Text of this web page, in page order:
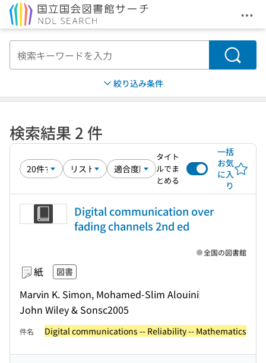
メ
検索
絞り込み条件
検索結果 2 件
タイト
ルでま
とめる
一括
お気
に入
り
Digital communication over
fading channels 2nd ed
紙 図書
Marvin K. Simon, Mohamed-Slim Alouini
John Wiley & Sonsc2005
全国の図書館
件名 Digital communications -- Reliability -- Mathematics